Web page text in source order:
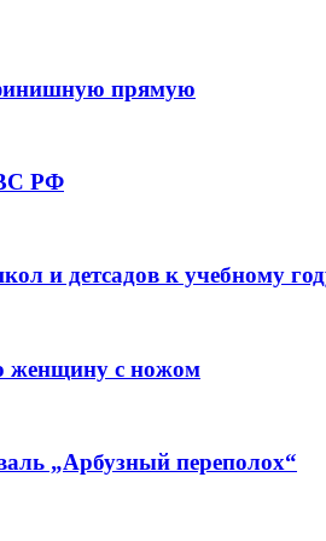
прямую
ВС РФ
и детсадов к учебному
женщину с ножом
„Арбузный переполох“